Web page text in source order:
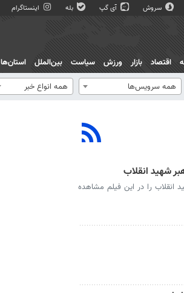
سروش آی گپ بله اینستاگرام
اقتصاد بازار ورزش سیاست بین‌الملل استان‌ها
همه سرویس‌ها همه انواع خبر
شهید انقلاب
انقلاب را در این فیلم مشاهده